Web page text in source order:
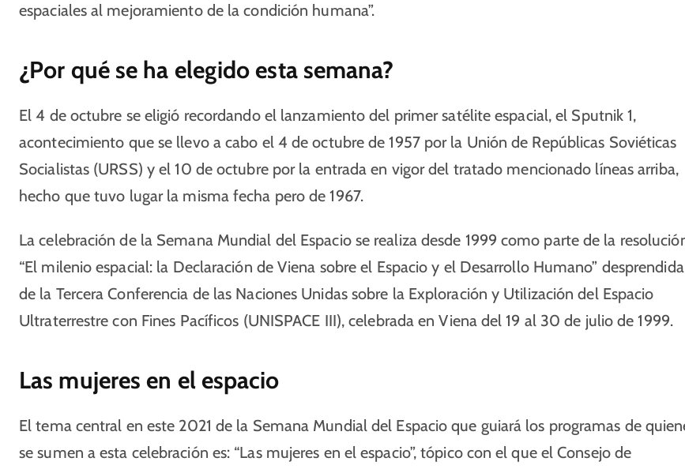
espaciales al mejoramiento de la condición humana”.
¿Por qué se ha elegido esta semana?
El 4 de octubre se eligió recordando el lanzamiento del primer satélite espacial, el Sputnik 1,
acontecimiento que se llevo a cabo el 4 de octubre de 1957 por la Unión de Repúblicas Soviéticas
Socialistas (URSS) y el 10 de octubre por la entrada en vigor del tratado mencionado líneas arriba,
hecho que tuvo lugar la misma fecha pero de 1967.
La celebración de la Semana Mundial del Espacio se realiza desde 1999 como parte de la
“El milenio espacial: la Declaración de Viena sobre el Espacio y el Desarrollo Humano” desprendida
de la Tercera Conferencia de las Naciones Unidas sobre la Exploración y Utilización del Espacio
Ultraterrestre con Fines Pacíficos (UNISPACE III), celebrada en Viena del 19 al 30 de julio de 1999.
Las mujeres en el espacio
El tema central en este 2021 de la Semana Mundial del Espacio que guiará los programas de
se sumen a esta celebración es: “Las mujeres en el espacio”, tópico con el que el Consejo de